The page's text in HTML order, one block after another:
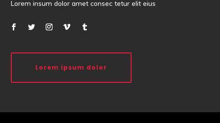
Lorem insum dolor amet consec tetur elit eius
Lorem ipsum dolor